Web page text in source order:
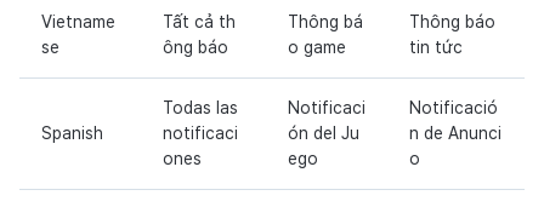
Vietname
se
Tất cả th
ông báo
Thông bá
o game
Thông báo
tin tức
Spanish
Todas las
notificaci
ones
Notificaci
ón del Ju
ego
Notificació
n de Anunci
o